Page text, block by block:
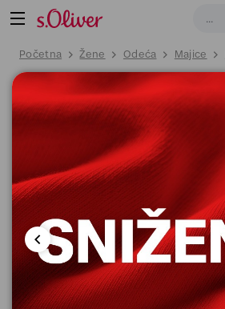
Početna Žene Odeća Majice